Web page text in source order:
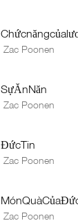
Zac Poonen
SựĂnNăn
Zac Poonen
ĐứcTin
Zac Poonen
Zac Poonen